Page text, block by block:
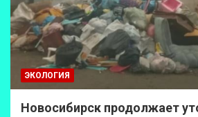
ЭКОЛОГИЯ
Новосибирск продолжает